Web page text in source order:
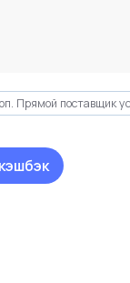
Прямой поставщик